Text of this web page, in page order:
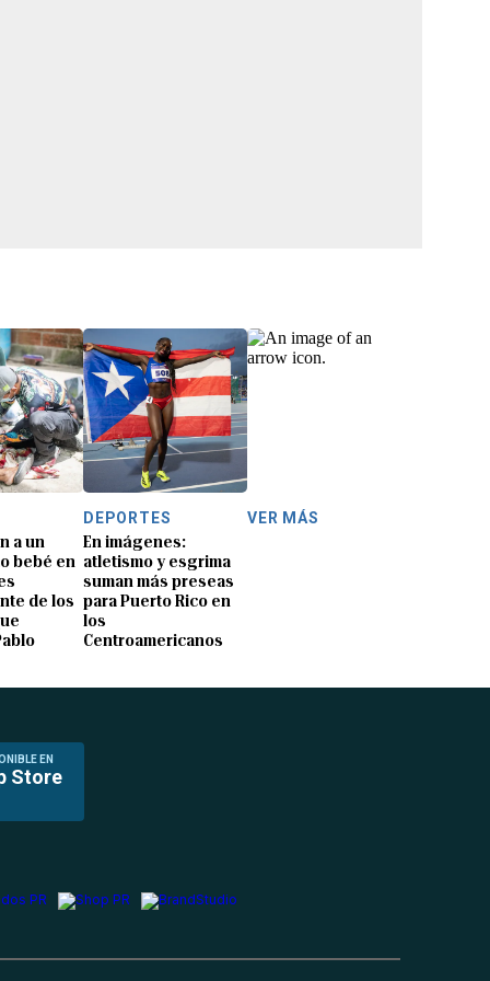
a un
bebé en
de los
DEPORTES
En imágenes:
atletismo y esgrima
suman más preseas
para Puerto Rico en
los
Centroamericanos
VER MÁS
EN
Store